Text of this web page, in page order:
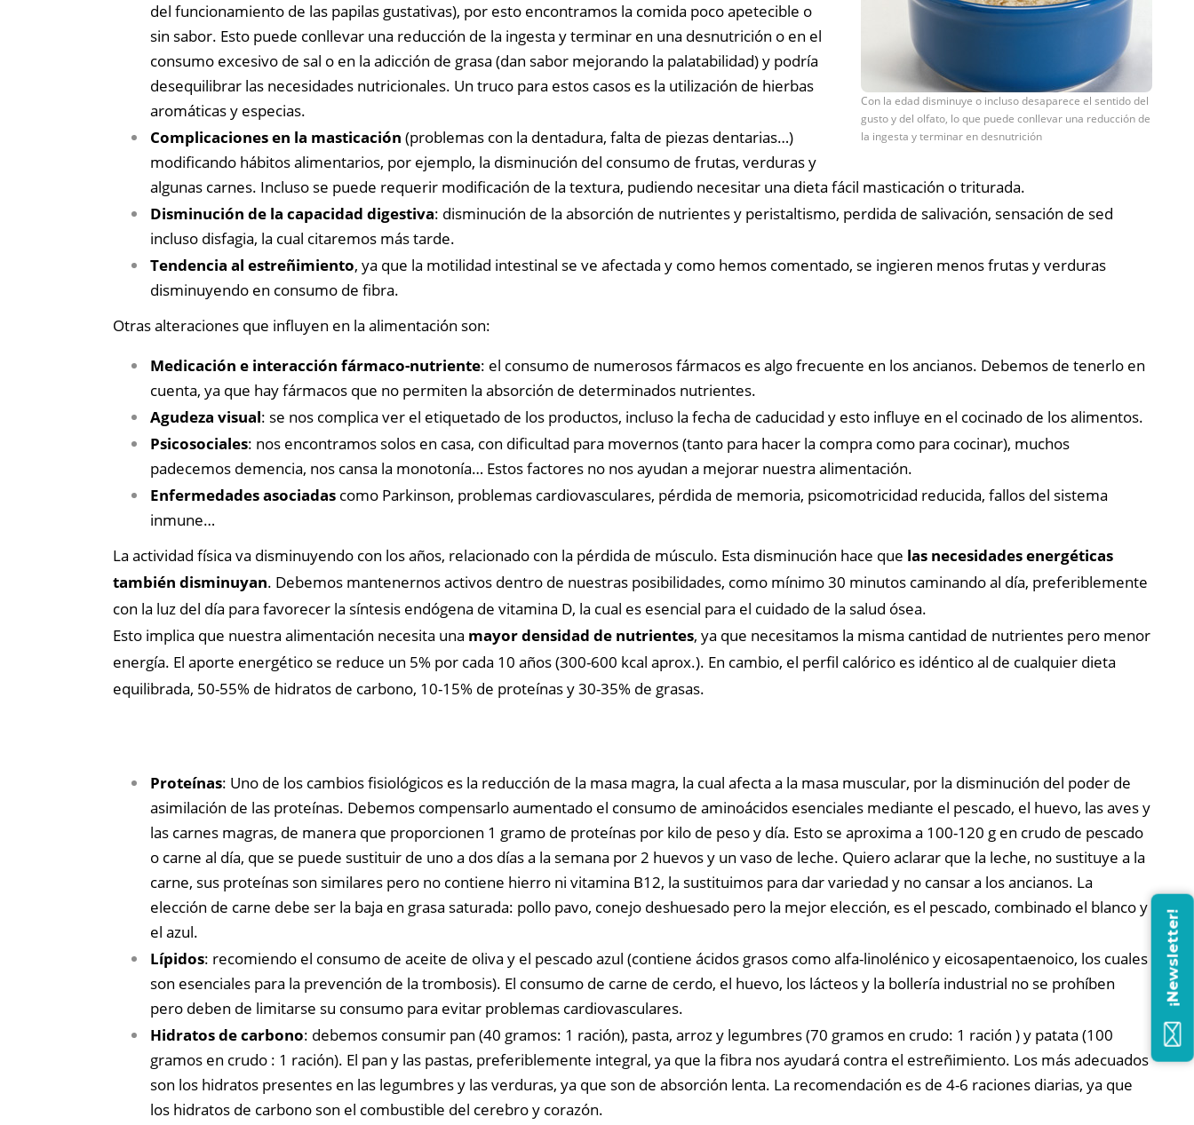
Con la edad disminuye o incluso desaparece el sentido del
gusto y del olfato, lo que puede conllevar una reducción de
la ingesta y terminar en desnutrición
del funcionamiento de las papilas gustativas), por esto encontramos la comida poco apetecible o
sin sabor. Esto puede conllevar una reducción de la ingesta y terminar en una desnutrición o en el
consumo excesivo de sal o en la adicción de grasa (dan sabor mejorando la palatabilidad) y podría
desequilibrar las necesidades nutricionales. Un truco para estos casos es la utilización de hierbas
aromáticas y especias.
Complicaciones en la masticación (problemas con la dentadura, falta de piezas dentarias…)
modificando hábitos alimentarios, por ejemplo, la disminución del consumo de frutas, verduras y
algunas carnes. Incluso se puede requerir modificación de la textura, pudiendo necesitar una dieta fácil masticación o triturada.
Disminución de la capacidad digestiva: disminución de la absorción de nutrientes y peristaltismo, perdida de salivación, sensación de sed
incluso disfagia, la cual citaremos más tarde.
Tendencia al estreñimiento, ya que la motilidad intestinal se ve afectada y como hemos comentado, se ingieren menos frutas y verduras
disminuyendo en consumo de fibra.
Otras alteraciones que influyen en la alimentación son:
Medicación e interacción fármaco-nutriente: el consumo de numerosos fármacos es algo frecuente en los ancianos. Debemos de tenerlo en
cuenta, ya que hay fármacos que no permiten la absorción de determinados nutrientes.
Agudeza visual: se nos complica ver el etiquetado de los productos, incluso la fecha de caducidad y esto influye en el cocinado de los alimentos.
Psicosociales: nos encontramos solos en casa, con dificultad para movernos (tanto para hacer la compra como para cocinar), muchos
padecemos demencia, nos cansa la monotonía… Estos factores no nos ayudan a mejorar nuestra alimentación.
Enfermedades asociadas como Parkinson, problemas cardiovasculares, pérdida de memoria, psicomotricidad reducida, fallos del sistema
inmune…
La actividad física va disminuyendo con los años, relacionado con la pérdida de músculo. Esta disminución hace que las necesidades energéticas
también disminuyan. Debemos mantenernos activos dentro de nuestras posibilidades, como mínimo 30 minutos caminando al día, preferiblemente
con la luz del día para favorecer la síntesis endógena de vitamina D, la cual es esencial para el cuidado de la salud ósea.
Esto implica que nuestra alimentación necesita una mayor densidad de nutrientes, ya que necesitamos la misma cantidad de nutrientes pero menor
energía. El aporte energético se reduce un 5% por cada 10 años (300-600 kcal aprox.). En cambio, el perfil calórico es idéntico al de cualquier dieta
equilibrada, 50-55% de hidratos de carbono, 10-15% de proteínas y 30-35% de grasas.
Proteínas: Uno de los cambios fisiológicos es la reducción de la masa magra, la cual afecta a la masa muscular, por la disminución del poder de
asimilación de las proteínas. Debemos compensarlo aumentado el consumo de aminoácidos esenciales mediante el pescado, el huevo, las aves y
las carnes magras, de manera que proporcionen 1 gramo de proteínas por kilo de peso y día. Esto se aproxima a 100-120 g en crudo de pescado
o carne al día, que se puede sustituir de uno a dos días a la semana por 2 huevos y un vaso de leche. Quiero aclarar que la leche, no sustituye a la
carne, sus proteínas son similares pero no contiene hierro ni vitamina B12, la sustituimos para dar variedad y no cansar a los ancianos. La
elección de carne debe ser la baja en grasa saturada: pollo pavo, conejo deshuesado pero la mejor elección, es el pescado, combinado el blanco y
el azul.
Lípidos: recomiendo el consumo de aceite de oliva y el pescado azul (contiene ácidos grasos como alfa-linolénico y eicosapentaenoico, los cuales
son esenciales para la prevención de la trombosis). El consumo de carne de cerdo, el huevo, los lácteos y la bollería industrial no se prohíben
pero deben de limitarse su consumo para evitar problemas cardiovasculares.
Hidratos de carbono: debemos consumir pan (40 gramos: 1 ración), pasta, arroz y legumbres (70 gramos en crudo: 1 ración ) y patata (100
gramos en crudo : 1 ración). El pan y las pastas, preferiblemente integral, ya que la fibra nos ayudará contra el estreñimiento. Los más adecuados
son los hidratos presentes en las legumbres y las verduras, ya que son de absorción lenta. La recomendación es de 4-6 raciones diarias, ya que
los hidratos de carbono son el combustible del cerebro y corazón.
¡Newsletter!